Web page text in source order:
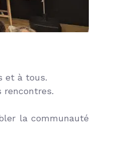
et à tous.
rencontres.
la communauté